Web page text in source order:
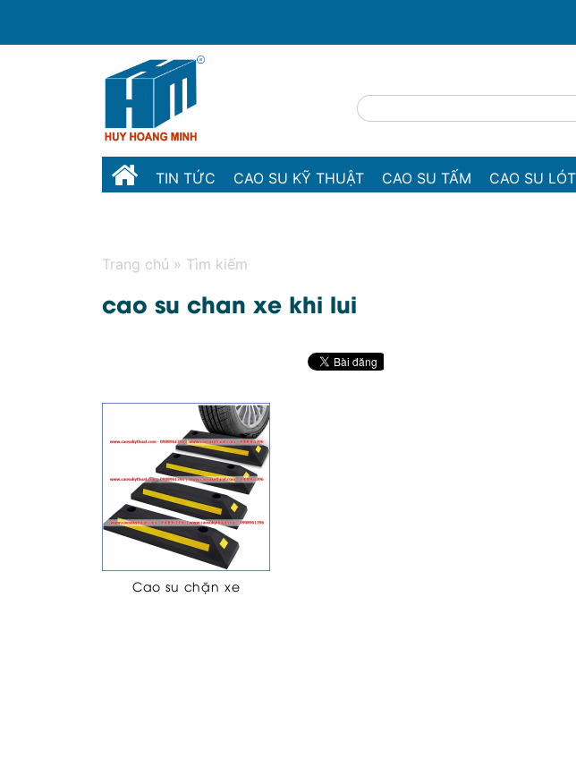
TIN TỨC CAO SU KỸ THUẬT CAO SU TẤM CAO SU
Trang chủ » Tìm kiếm
cao su chan xe khi lui
Cao su chặn xe